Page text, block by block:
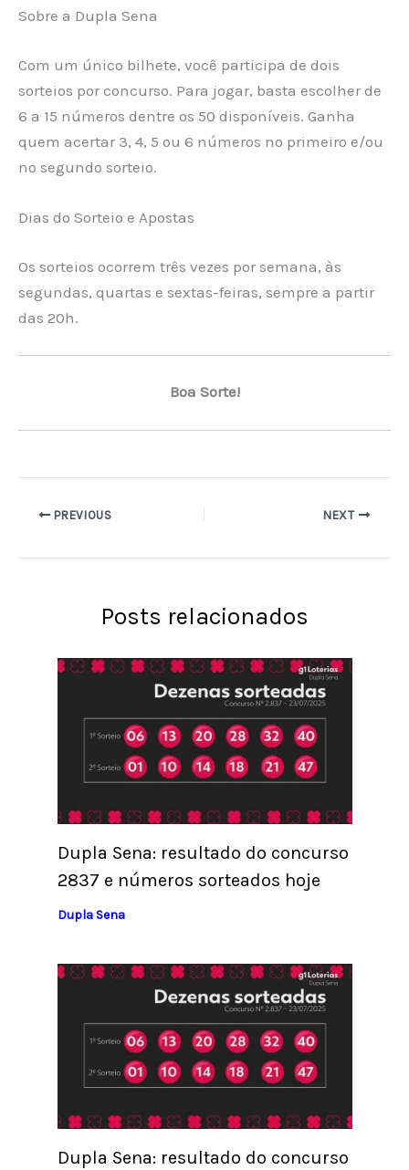
Sobre a Dupla Sena
Com um único bilhete, você participa de dois
sorteios por concurso. Para jogar, basta escolher de
6 a 15 números dentre os 50 disponíveis. Ganha
quem acertar 3, 4, 5 ou 6 números no primeiro e/ou
no segundo sorteio.
Dias do Sorteio e Apostas
Os sorteios ocorrem três vezes por semana, às
segundas, quartas e sextas-feiras, sempre a partir
das 20h.
Boa Sorte!
PREVIOUS NEXT
Posts relacionados
Dupla Sena: resultado do concurso
2837 e números sorteados hoje
Dupla Sena
Dupla Sena: resultado do concurso